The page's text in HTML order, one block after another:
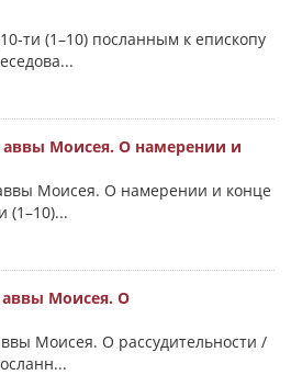
ти (1–10) посланным к епископу
аввы Моисея. О намерении и
Моисея. О намерении и конце
(1–10)...
аввы Моисея. О
Моисея. О рассудительности /